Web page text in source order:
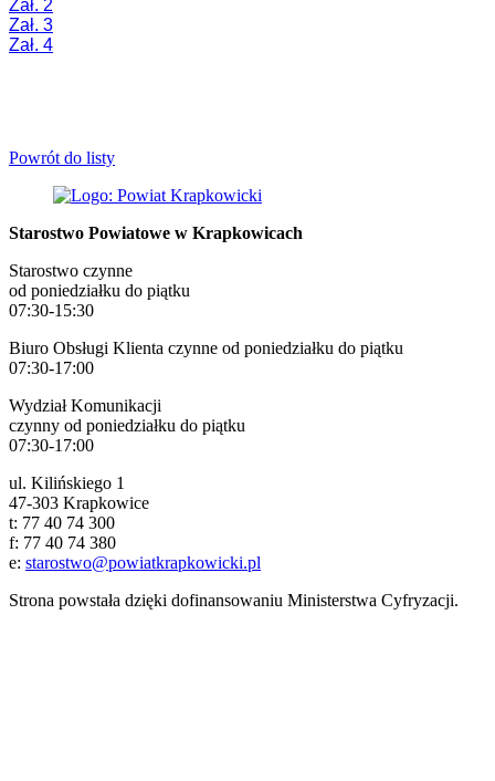
Zał. 2
Zał. 3
Zał. 4
Powrót do listy
Starostwo Powiatowe w Krapkowicach
Starostwo czynne
od poniedziałku do piątku
07:30-15:30
Biuro Obsługi Klienta czynne od poniedziałku do piątku
07:30-17:00
Wydział Komunikacji
czynny od poniedziałku do piątku
07:30-17:00
ul. Kilińskiego 1
47-303 Krapkowice
t: 77 40 74 300
f: 77 40 74 380
e: starostwo@powiatkrapkowicki.pl
Strona powstała dzięki dofinansowaniu Ministerstwa Cyfryzacji.